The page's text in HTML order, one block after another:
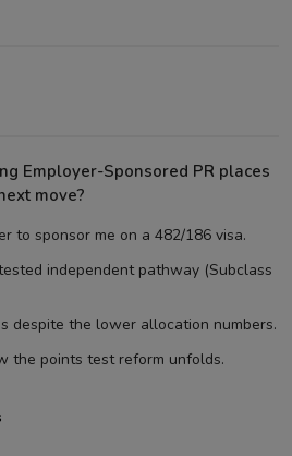
Employer-Sponsored PR places
move?
to sponsor me on a 482/186 visa.
independent pathway (Subclass
despite the lower allocation numbers.
the points test reform unfolds.